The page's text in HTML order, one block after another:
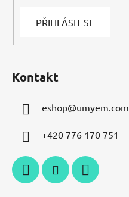
PŘIHLÁSIT SE
Kontakt
eshop@umyem.com
+420 776 170 751